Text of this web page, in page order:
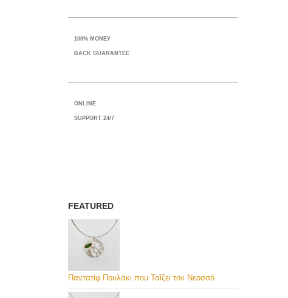
100% MONEY
BACK GUARANTEE
ONLINE
SUPPORT 24/7
FEATURED
Παντατίφ Πουλάκι που Ταΐζει τον Νεοσσό